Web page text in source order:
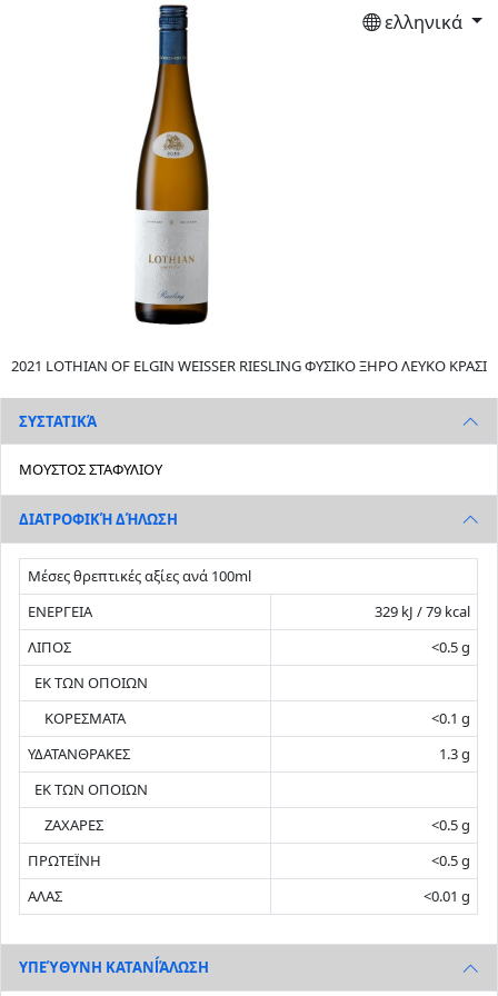
ελληνικά
2021 LOTHIAN OF ELGIN WEISSER RIESLING ΦΥΣΙΚΟ ΞΗΡΟ ΛΕΥΚΟ ΚΡΑΣΙ
ΣΥΣΤΑΤΙΚΆ
ΜΟΥΣΤΟΣ ΣΤΑΦΥΛΙΟΥ
ΔΙΑΤΡΟΦΙΚΉ ΔΉΛΩΣΗ
Μέσες θρεπτικές αξίες ανά 100ml
ΕΝΕΡΓΕΙΑ
329 kJ / 79 kcal
ΛΙΠΟΣ
<0.5 g
ΕΚ ΤΩΝ ΟΠΟΙΩΝ
ΚΟΡΕΣΜΑΤΑ
<0.1 g
ΥΔΑΤΑΝΘΡΑΚΕΣ
1.3 g
ΕΚ ΤΩΝ ΟΠΟΙΩΝ
ΖΑΧΑΡΕΣ
<0.5 g
ΠΡΩΤΕΪΝΗ
<0.5 g
ΑΛΑΣ
<0.01 g
ΥΠΕΎΘΥΝH ΚΑΤΑΝĺΆΛΩΣΗ